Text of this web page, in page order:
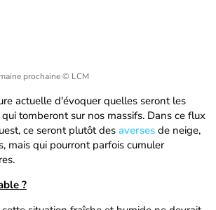
prochaine© LCM
actuelle d'évoquer quelles seront les
tomberont sur nos massifs. Dans ce flux
ce seront plutôt des averses de neige,
mais qui pourront parfois cumuler
?